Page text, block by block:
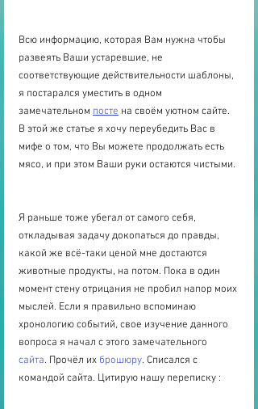
Всю информацию, которая Вам нужна чтобы
развеять Ваши устаревшие, не
соответствующие действительности шаблоны,
я постарался уместить в одном
замечательном посте на своём уютном сайте.
В этой же статье я хочу переубедить Вас в
мифе о том, что Вы можете продолжать есть
мясо, и при этом Ваши руки остаются чистыми.
Я раньше тоже убегал от самого себя,
откладывая задачу докопаться до правды,
какой же всё-таки ценой мне достаются
животные продукты, на потом. Пока в один
момент стену отрицания не пробил напор моих
мыслей. Если я правильно вспоминаю
хронологию событий, свое изучение данного
вопроса я начал с этого замечательного
сайта. Прочёл их брошюру. Списался с
командой сайта. Цитирую нашу переписку :